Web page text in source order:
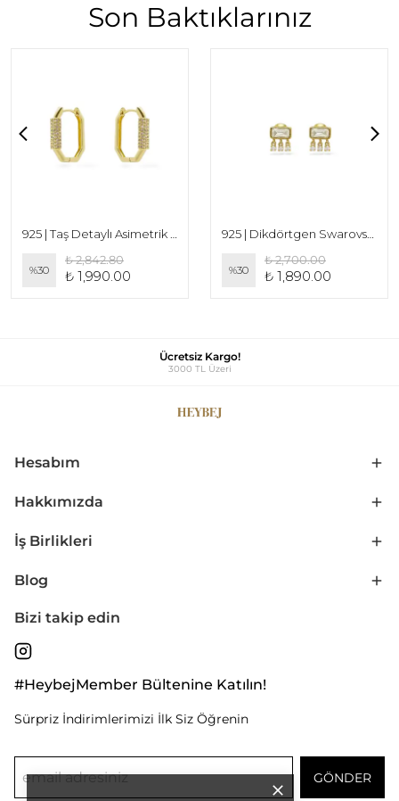
Son Baktıklarınız
%30
₺ 2,842.80
₺ 1,990.00 %30
₺ 2,700.00
₺ 1,890.00
Ücretsiz Kargo!
3000 TL Üzeri
Hesabım
Hakkımızda
İş Birlikleri
Blog
Bizi takip edin
#HeybejMember Bültenine Katılın!
Sürpriz İndirimlerimizi İlk Siz Öğrenin
GÖNDER